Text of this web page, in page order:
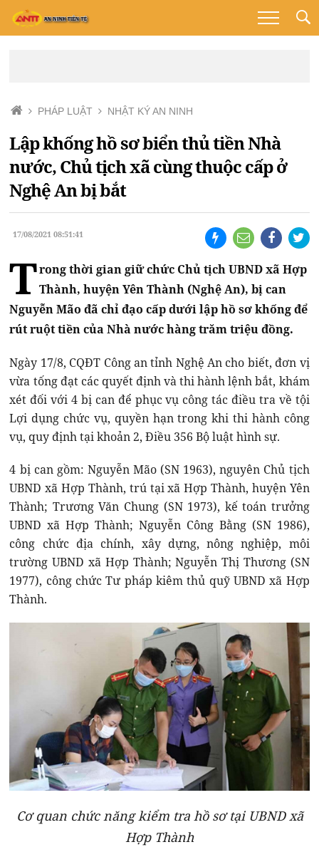
PHÁP LUẬT NHẬT KÝ AN NINH
Lập khống hồ sơ biển thủ tiền Nhà
nước, Chủ tịch xã cùng thuộc cấp ở
Nghệ An bị bắt
17/08/2021 08:51:41
Trong thời gian giữ chức Chủ tịch UBND xã Hợp
Thành, huyện Yên Thành (Nghệ An), bị can
Nguyễn Mão đã chỉ đạo cấp dưới lập hồ sơ khống để
rút ruột tiền của Nhà nước hàng trăm triệu đồng.
Ngày 17/8, CQĐT Công an tỉnh Nghệ An cho biết, đơn vị
vừa tống đạt các quyết định và thi hành lệnh bắt, khám
xét đối với 4 bị can để phục vụ công tác điều tra về tội
Lợi dụng chức vụ, quyền hạn trong khi thi hành công
vụ, quy định tại khoản 2, Điều 356 Bộ luật hình sự.
4 bị can gồm: Nguyễn Mão (SN 1963), nguyên Chủ tịch
UBND xã Hợp Thành, trú tại xã Hợp Thành, huyện Yên
Thành; Trương Văn Chung (SN 1973), kế toán trưởng
UBND xã Hợp Thành; Nguyễn Công Bằng (SN 1986),
công chức địa chính, xây dựng, nông nghiệp, môi
trường UBND xã Hợp Thành; Nguyễn Thị Thương (SN
1977), công chức Tư pháp kiêm thủ quỹ UBND xã Hợp
Thành.
Cơ quan chức năng kiểm tra hồ sơ tại UBND xã
Hợp Thành